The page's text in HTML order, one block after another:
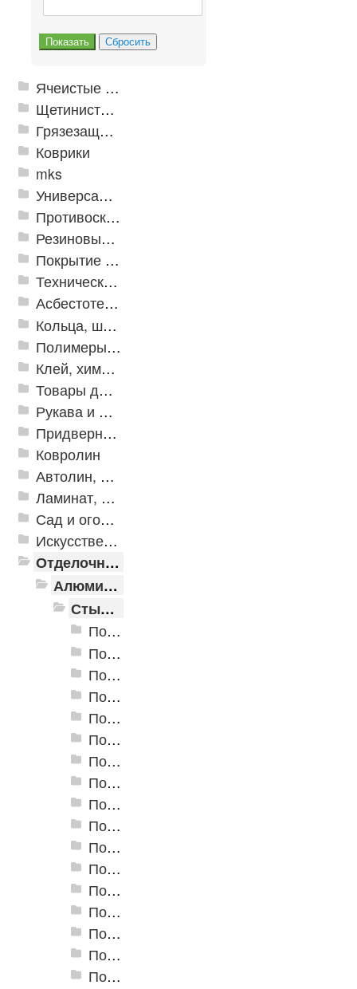
Ячеистые грязезащитные покрытия
Щетинистые покрытия
Грязезащитные, влаговпитывающие покрытия
Коврики
mks
Универсальные модульные покрытия
Противоскользящая защита для лестниц, профили, ленты
Резиновые и ПВХ дорожки
Покрытие из резиновой крошки
Техническая резина
Асбестотехнические и теплоизоляционные материалы
Кольца, шайбы, манжеты
Полимеры и пластики
Клей, химия, сопутствующие товары
Товары для дома
Рукава и шланги промышленные
Придверные решетки
Ковролин
Автолин, Транслин, Линолеум
Ламинат, Кварцвиниловая плитка SPC
Сад и огород
Искусственная трава
Отделочные профили
Алюминиевые пороги
Стыкоперекрывающие алюминиевые пороги
Пороги алюминиевые ПС-01 25x3 мм (открытый крепеж)
Пороги алюминиевые ПС-02 19x3,5 мм (открытый крепеж)
Пороги алюминиевые ПС-03 37x3,3 мм (открытый крепеж)
Пороги алюминиевые ПС-03-2 28x3,4 мм (открытый крепеж)
Пороги алюминиевые ПС-04 44,5x4,5 мм (открытый крепеж)
Пороги алюминиевые ПС-04-01 29x4,5 мм (открытый крепеж)
Пороги алюминиевые ПС-04-02 31x4,6 мм (скрытый крепеж)
Пороги алюминиевые ПС-04-03 35x4,6 мм (скрытый крепеж)
Пороги алюминиевые ПС-05 100x5 мм (открытый крепеж)
Пороги алюминиевые ПС-06 100x5 мм (скрытый крепеж)
Пороги алюминиевые ПС-07 60x5,9 мм (открытый крепеж)
Пороги алюминиевые ПС-07-1 60x4,5 мм (открытый крепеж)
Пороги алюминиевые ПС-18 80 мм
Пороги алюминиевые стыкоперекрывающие А-1. (25*2,8мм)
Пороги алюминиевые стыкоперекрывающие А-4. (60*5,8мм)
Пороги алюминиевые стыкоперекрывающие А-5. (39,5*3,7мм)
Пороги алюминиевые А-6 37х2,8 мм (открытый крепеж)